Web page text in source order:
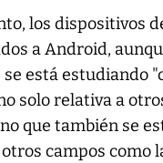
los dispositivos
a Android,
está estudiando
solo relativa a
que también se
campos como